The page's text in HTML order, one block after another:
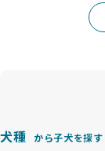
犬種 から子犬を探す